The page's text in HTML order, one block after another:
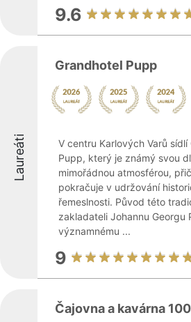
9.6
Laureáti
Grandhotel Pupp
V centru Karlových Varů sídlí
Pupp, který je známý svou
mimořádnou atmosférou,
pokračuje v udržování
řemeslnosti. Původ této
zakladateli Johannu Georgu
významnému ...
9
Čajovna a kavárna